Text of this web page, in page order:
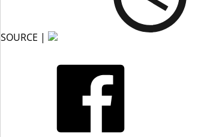
SOURCE |